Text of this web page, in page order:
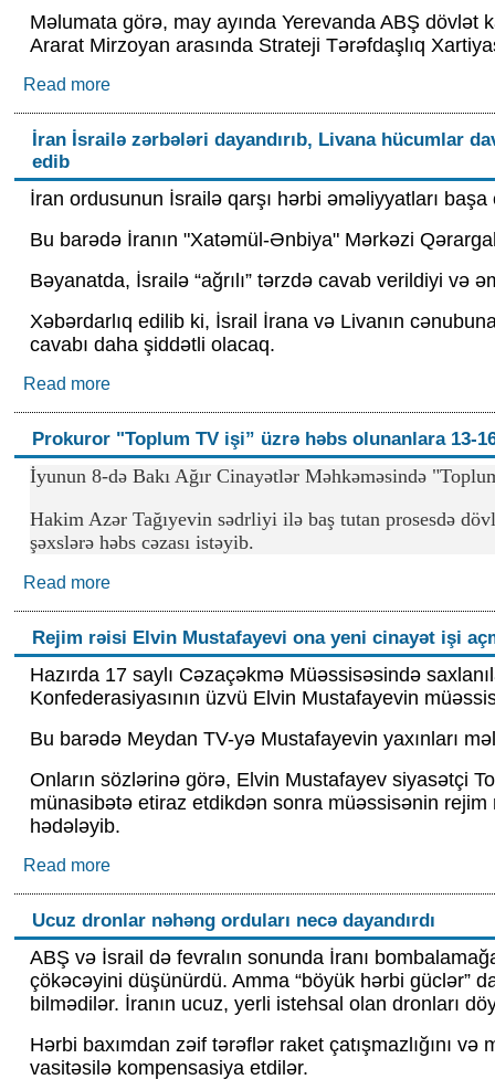
Məlumata görə, may ayında Yerevanda ABŞ
Ararat Mirzoyan arasında Strateji Tərəfdaşlıq
Read moreabout ABŞ Ermənistanda 2,5 milyard dollarlıq
İran İsrailə zərbələri dayandırıb, Livana hücumlar
edib
İran ordusunun İsrailə qarşı hərbi əməliyyatları başa
Bu barədə İranın "Xatəmül-Ənbiya" Mərkəzi
Bəyanatda, İsrailə “ağrılı” tərzdə cavab verildiyi və
Xəbərdarlıq edilib ki, İsrail İrana və Livanın
cavabı daha şiddətli olacaq.
Read moreabout İran İsrailə zərbələri dayandırıb, Livana
Prokuror "Toplum TV işi” üzrə həbs olunanlara 13-
İyunun 8-də Bakı Ağır Cinayətlər Məhkəməsində
Hakim Azər Tağıyevin sədrliyi ilə baş tutan prosesdə
şəxslərə həbs cəzası istəyib.
Read moreabout Prokuror "Toplum TV işi” üzrə həbs
Rejim rəisi Elvin Mustafayevi ona yeni cinayət işi
Hazırda 17 saylı Cəzaçəkmə Müəssisəsində
Konfederasiyasının üzvü Elvin Mustafayevin
Bu barədə Meydan TV-yə Mustafayevin yaxınları
Onların sözlərinə görə, Elvin Mustafayev siyasətçi
münasibətə etiraz etdikdən sonra müəssisənin
hədələyib.
Read moreabout Rejim rəisi Elvin Mustafayevi ona yeni
Ucuz dronlar nəhəng orduları necə dayandırdı
ABŞ və İsrail də fevralın sonunda İranı
çökəcəyini düşünürdü. Amma “böyük hərbi güclər”
bilmədilər. İranın ucuz, yerli istehsal olan dronları
Hərbi baxımdan zəif tərəflər raket çatışmazlığını
vasitəsilə kompensasiya etdilər.